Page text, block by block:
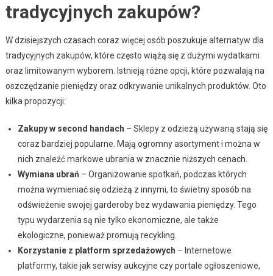
tradycyjnych zakupów?
W dzisiejszych czasach coraz więcej osób poszukuje alternatyw dla
tradycyjnych zakupów, które często wiążą się z dużymi wydatkami
oraz limitowanym wyborem. Istnieją różne opcji, które pozwalają na
oszczędzanie pieniędzy oraz odkrywanie unikalnych produktów. Oto
kilka propozycji:
Zakupy w second handach – Sklepy z odzieżą używaną stają się
coraz bardziej popularne. Mają ogromny asortyment i można w
nich znaleźć markowe ubrania w znacznie niższych cenach.
Wymiana ubrań – Organizowanie spotkań, podczas których
można wymieniać się odzieżą z innymi, to świetny sposób na
odświeżenie swojej garderoby bez wydawania pieniędzy. Tego
typu wydarzenia są nie tylko ekonomiczne, ale także
ekologiczne, ponieważ promują recykling.
Korzystanie z platform sprzedażowych – Internetowe
platformy, takie jak serwisy aukcyjne czy portale ogłoszeniowe,